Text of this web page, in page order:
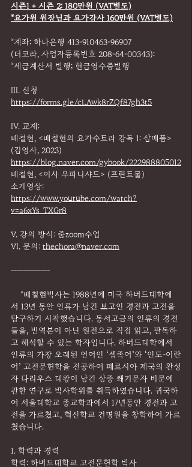
시즌1 + 시즌 2: 180만원 (VAT별도)
*요가원 원장님과 요가강사 160만원 (VAT별도)
*계좌: 하나은행 413-910463-96907
(더코라, 사업자등록번호 208-64-00343):
*세금계산서 발행; 현금영수증발행
III. 신청
https://forms.gle/cLAwk8rZQf87gh3t5
IV. 교재:
배철현, <배철현의 요가수트라 강독 1: 삼매품>
(김영사, 2023)
https://blog.naver.com/gybook/222988805012
배철현, <이사 우파니샤드> (프린트물)
소개영상:
https://www.youtube.com/watch?
v=a6xYs_TXGr8
V. 강의 방식: 줌zoom수업
VI. 문의: thechora@naver.com
-------------
*배철현박사는 1988년에 미국 하버드대학에
서 13년 동안 인류가 남긴 보고인 경전과 고전을
탐구하기 시작했습니다. 동서고금의 인류의 경전
들을, 번역본이 아닌 원전으로 직접 읽고, 판독하
고 해석할 수 있는 학자입니다. 하버드대학에서
인류의 가장 오래된 언어인 ‘셈족어’와 ‘인도-이란
어’ 고전문헌학을 전공하여 페르시아 제국의 완성
자 다리우스 대왕이 남긴 삼중 쐐기문자 비문에
관한 연구로 박사학위를 취득하였습니다. 귀국하
여 서울대학교 종교학과에서 17년동안 경전과 고
전을 가르쳤고, 혁신학교 건명원을 창학하여 가르
쳤습니다.
1. 학력과 경력
학력: 하버드대학교 고전문헌학 박사